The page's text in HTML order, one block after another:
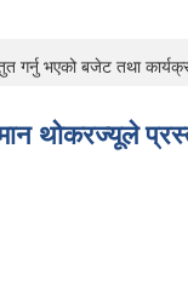
गर्नु भएको बजेट तथा
थोकरज्यूले